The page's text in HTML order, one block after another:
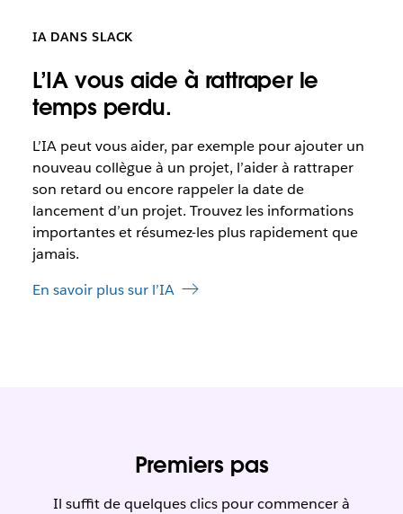
IA DANS SLACK
L’IA vous aide à rattraper le
temps perdu.
L’IA peut vous aider, par exemple pour ajouter un
nouveau collègue à un projet, l’aider à rattraper
son retard ou encore rappeler la date de
lancement d’un projet. Trouvez les informations
importantes et résumez-les plus rapidement que
jamais.
En savoir plus sur l’IA
Premiers pas
Il suffit de quelques clics pour commencer à